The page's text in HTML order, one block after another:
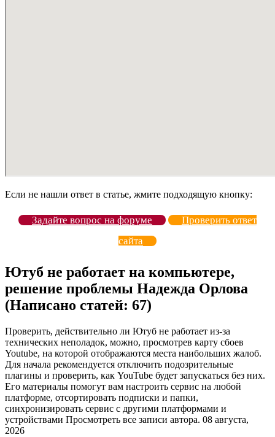
Если не нашли ответ в статье, жмите подходящую кнопку:
Задайте вопрос на форуме
Проверить ответ
сайта
Ютуб не работает на компьютере,
решение проблемы Надежда Орлова
(Написано статей: 67)
Проверить, действительно ли Ютуб не работает из-за
технических неполадок, можно, просмотрев карту сбоев
Youtube, на которой отображаются места наибольших жалоб.
Для начала рекомендуется отключить подозрительные
плагины и проверить, как YouTube будет запускаться без них.
Его материалы помогут вам настроить сервис на любой
платформе, отсортировать подписки и папки,
синхронизировать сервис с другими платформами и
устройствами Просмотреть все записи автора. 08 августа,
2026